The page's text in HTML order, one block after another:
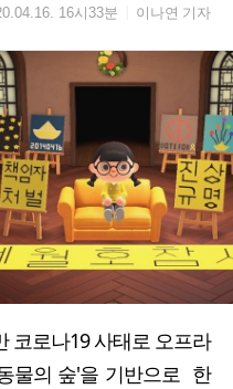
16시33분 이나연 기자
코로나19 사태로 오프라
물의 숲'을 기반으로 한